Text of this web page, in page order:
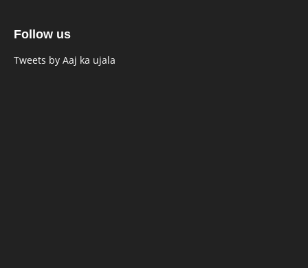
Follow us
Tweets by Aaj ka ujala